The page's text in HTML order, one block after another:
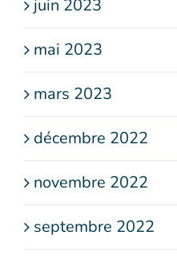
juin 2023
mai 2023
mars 2023
décembre 2022
novembre 2022
septembre 2022